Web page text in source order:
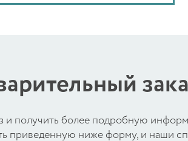
и получить более подробную
приведенную ниже форму, и наши